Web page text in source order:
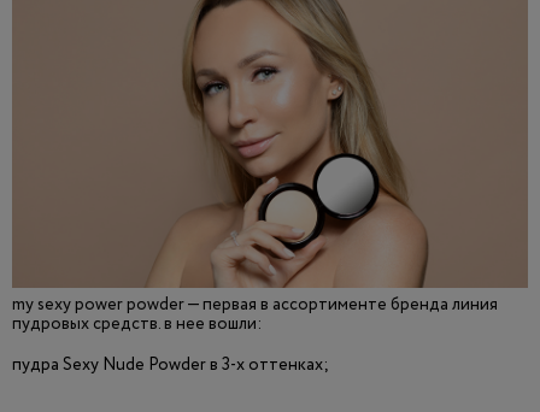
my sexy power powder — первая в ассортименте бренда линия
пудровых средств. в нее вошли:
пудра Sexy Nude Powder в 3-х оттенках;